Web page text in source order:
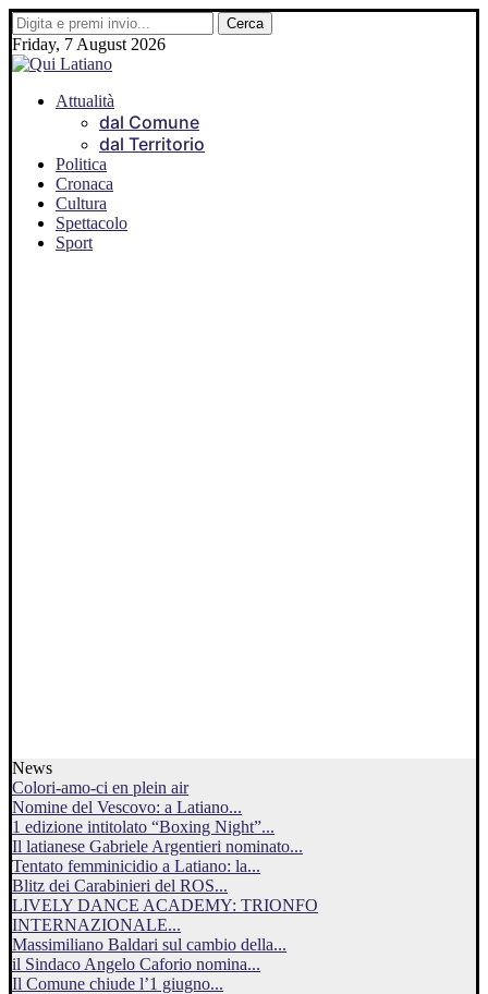
Friday, 7 August 2026
Attualità
dal Comune
dal Territorio
Politica
Cronaca
Cultura
Spettacolo
Sport
News
Colori-amo-ci en plein air
Nomine del Vescovo: a Latiano...
1 edizione intitolato “Boxing Night”...
Il latianese Gabriele Argentieri nominato...
Tentato femminicidio a Latiano: la...
Blitz dei Carabinieri del ROS...
LIVELY DANCE ACADEMY: TRIONFO
INTERNAZIONALE...
Massimiliano Baldari sul cambio della...
il Sindaco Angelo Caforio nomina...
Il Comune chiude l’1 giugno...